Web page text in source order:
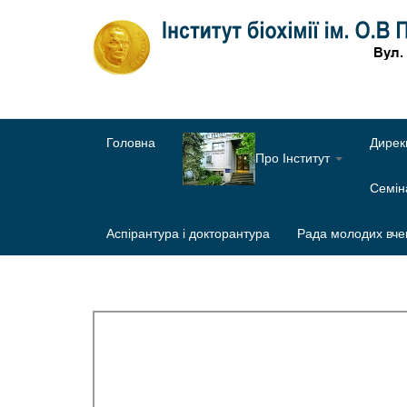
Головна
Про Інститут
Аспірантура і докторантура Рада молодих